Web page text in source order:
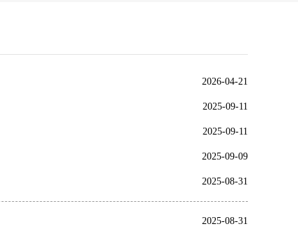
2026-04-21
2025-09-11
2025-09-11
2025-09-09
2025-08-31
2025-08-31